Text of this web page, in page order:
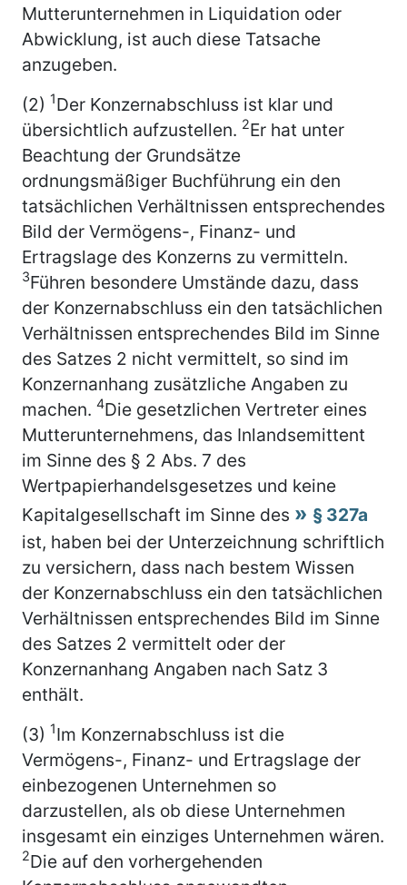
Mutterunternehmen in Liquidation oder
Abwicklung, ist auch diese Tatsache
anzugeben.
(2) 1Der Konzernabschluss ist klar und
übersichtlich aufzustellen. 2Er hat unter
Beachtung der Grundsätze
ordnungsmäßiger Buchführung ein den
tatsächlichen Verhältnissen entsprechendes
Bild der Vermögens-, Finanz- und
Ertragslage des Konzerns zu vermitteln.
3Führen besondere Umstände dazu, dass
der Konzernabschluss ein den tatsächlichen
Verhältnissen entsprechendes Bild im Sinne
des Satzes 2 nicht vermittelt, so sind im
Konzernanhang zusätzliche Angaben zu
machen. 4Die gesetzlichen Vertreter eines
Mutterunternehmens, das Inlandsemittent
im Sinne des § 2 Abs. 7 des
Wertpapierhandelsgesetzes und keine
Kapitalgesellschaft im Sinne des
§ 327a
ist, haben bei der Unterzeichnung schriftlich
zu versichern, dass nach bestem Wissen
der Konzernabschluss ein den tatsächlichen
Verhältnissen entsprechendes Bild im Sinne
des Satzes 2 vermittelt oder der
Konzernanhang Angaben nach Satz 3
enthält.
(3) 1Im Konzernabschluss ist die
Vermögens-, Finanz- und Ertragslage der
einbezogenen Unternehmen so
darzustellen, als ob diese Unternehmen
insgesamt ein einziges Unternehmen wären.
2Die auf den vorhergehenden